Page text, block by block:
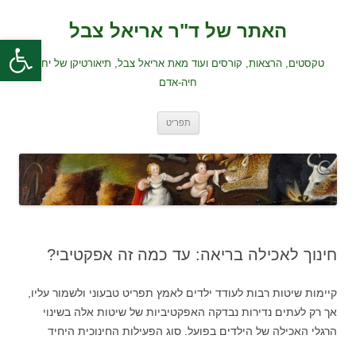
פתח
האתר של ד"ר אריאל צבל
טקסטים, הרצאות, קורסים ועוד מאת אריאל צבל, תיאורטיקן של יחסי
חיה-אדם
תפריט
חינוך לאכילה בריאה: עד כמה זה אפקטיבי?
קיימות שיטות רבות לעודד ילדים לאמץ תפריט טבעוני ולשמור עליו,
אך רק לעתים נדירות נבדקה האפקטיביות של שיטות אלה בשינוי
הרגלי האכילה של הילדים בפועל. סוג הפעילות החינוכית היחיד